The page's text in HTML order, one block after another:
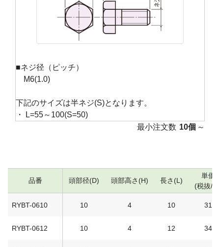
■ネジ径（ピッチ）
M6(1.0)
下記のサイズは半ネジ(S)となります。
・ L=55～100(S=50)
最小注文数 10個 ～
品番 頭部径(D) 頭部高さ(H) 長さ(L)
単価
(税抜/
RYBT-0610 10 4 10 31
RYBT-0612 10 4 12 34